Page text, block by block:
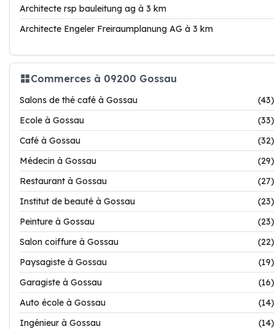
Architecte rsp bauleitung ag à 3 km
Architecte Engeler Freiraumplanung AG à 3 km
Commerces à 09200 Gossau
Salons de thé café à Gossau
(43)
Ecole à Gossau
(33)
Café à Gossau
(32)
Médecin à Gossau
(29)
Restaurant à Gossau
(27)
Institut de beauté à Gossau
(23)
Peinture à Gossau
(23)
Salon coiffure à Gossau
(22)
Paysagiste à Gossau
(19)
Garagiste à Gossau
(16)
Auto école à Gossau
(14)
Ingénieur à Gossau
(14)